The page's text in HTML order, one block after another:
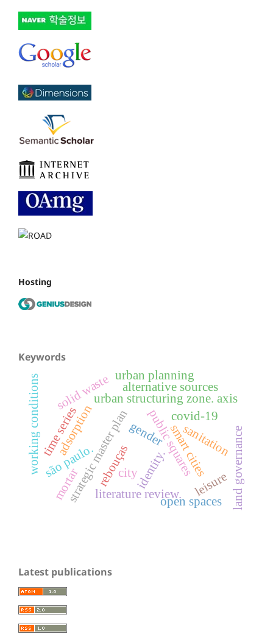
Hosting
Keywords
public squares
cityidentity.
urban structuring zone. axis
rebouças
strategic master plan
são paulo. smart cities
alternative sources
literature review.
working conditions covid-19
adsorption sanitation
solid waste
open spaces
leisure
gender
mortar
urban planning
land governance
time series
Latest publications